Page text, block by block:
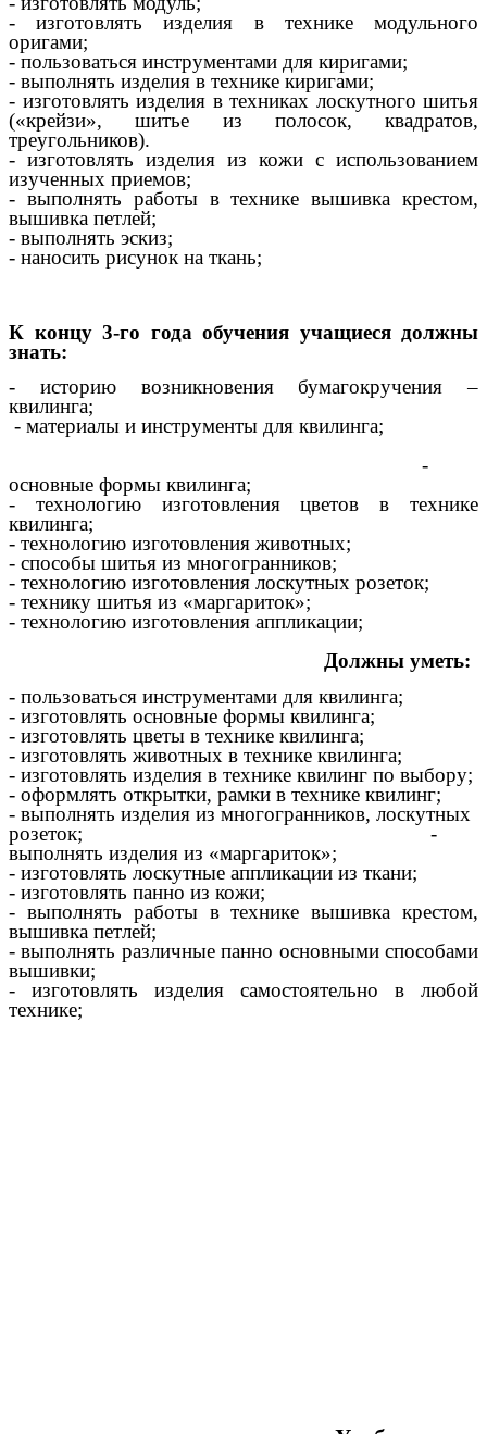
- изготовлять изделия в технике модульного
оригами;
- пользоваться инструментами для киригами;
- выполнять изделия в технике киригами;
- изготовлять изделия в техниках лоскутного шитья
(«крейзи», шитье из полосок, квадратов,
треугольников).
- изготовлять изделия из кожи с использованием
изученных приемов;
- выполнять работы в технике вышивка крестом,
вышивка петлей;
- выполнять эскиз;
- наносить рисунок на ткань;
К концу 3-го года обучения учащиеся должны
знать:
- историю возникновения бумагокручения –
квилинга;
- материалы и инструменты для квилинга;
-
основные формы квилинга;
- технологию изготовления цветов в технике
квилинга;
- технологию изготовления животных;
- способы шитья из многогранников;
- технологию изготовления лоскутных розеток;
- технику шитья из «маргариток»;
- технологию изготовления аппликации;
Должны уметь:
- пользоваться инструментами для квилинга;
- изготовлять основные формы квилинга;
- изготовлять цветы в технике квилинга;
- изготовлять животных в технике квилинга;
- изготовлять изделия в технике квилинг по выбору;
- оформлять открытки, рамки в технике квилинг;
- выполнять изделия из многогранников, лоскутных
розеток; -
выполнять изделия из «маргариток»;
- изготовлять лоскутные аппликации из ткани;
- изготовлять панно из кожи;
- выполнять работы в технике вышивка крестом,
вышивка петлей;
- выполнять различные панно основными способами
вышивки;
- изготовлять изделия самостоятельно в любой
технике;